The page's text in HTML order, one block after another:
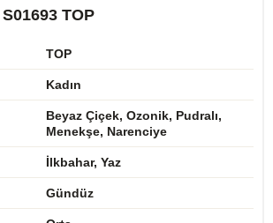
TOP
TOP
Kadın
Beyaz Çiçek, Ozonik, Pudralı,
Menekşe, Narenciye
İlkbahar, Yaz
Gündüz